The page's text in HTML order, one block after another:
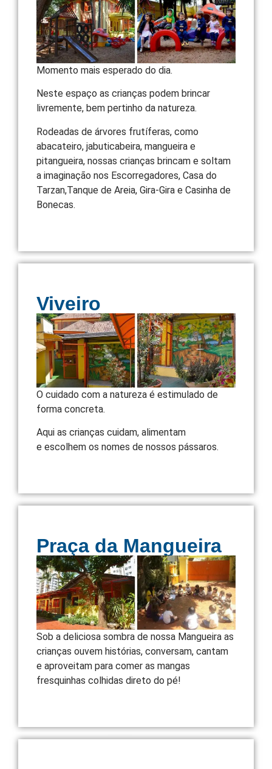
Momento mais esperado do dia.
Neste espaço as crianças podem brincar
livremente, bem pertinho da natureza.
Rodeadas de árvores frutíferas, como
abacateiro, jabuticabeira, mangueira e
pitangueira, nossas crianças brincam e soltam
a imaginação nos Escorregadores, Casa do
Tarzan,Tanque de Areia, Gira-Gira e Casinha de
Bonecas.
Viveiro
O cuidado com a natureza é estimulado de
forma concreta.
Aqui as crianças cuidam, alimentam
e escolhem os nomes de nossos pássaros.
Praça da Mangueira
Sob a deliciosa sombra de nossa Mangueira as
crianças ouvem histórias, conversam, cantam
e aproveitam para comer as mangas
fresquinhas colhidas direto do pé!